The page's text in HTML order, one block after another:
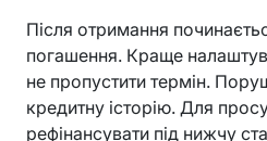
Після отримання
погашення. Краще
не пропустити термін.
кредитну історію. Для
рефінансувати під нижчу